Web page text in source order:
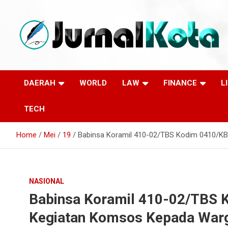
content
JURNALKOTA.NET
DAERAH WORLD LAW FINANCE
TECH
Home Mei 19 Babinsa Koramil 410-02/TBS Kodim 0410/
NASIONAL
Babinsa Koramil 410-02/TBS
Kegiatan Komsos Kepada